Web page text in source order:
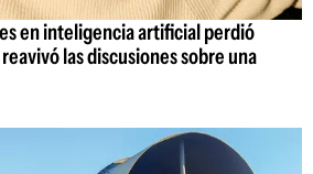
en inteligencia artificial perdió
las discusiones sobre una